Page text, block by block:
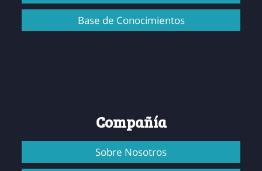
Base de Conocimientos
Compañía
Sobre Nosotros